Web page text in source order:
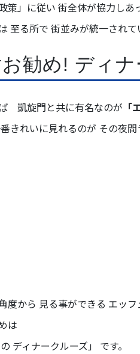
策」に従い 街全体が協力し
至る所で 街並みが統一されて
勧め! ディ
凱旋門と共に有名なのが 「
きれいに見れるのが その夜間
度から 見る事ができる エッ
は
ディナークルーズ」 です。